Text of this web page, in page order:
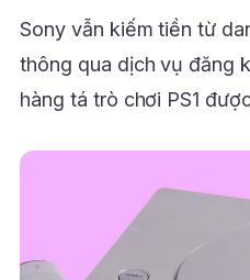
Sony vẫn kiếm tiền từ
thông qua dịch vụ đăng
hàng tá trò chơi PS1